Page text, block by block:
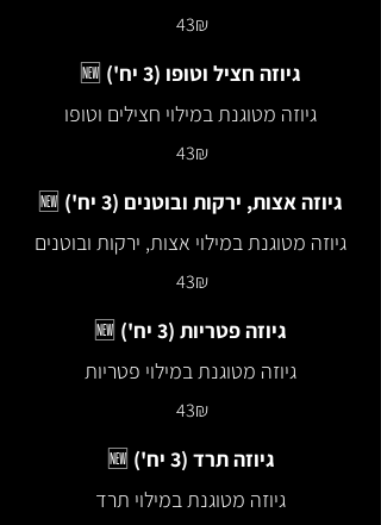
‏43 ‏₪
גיוזה חציל וטופו (3 יח') 🆕
גיוזה מטוגנת במילוי חצילים וטופו
‏43 ‏₪
גיוזה אצות, ירקות ובוטנים (3 יח') 🆕
גיוזה מטוגנת במילוי אצות, ירקות ובוטנים
‏43 ‏₪
גיוזה פטריות (3 יח') 🆕
גיוזה מטוגנת במילוי פטריות
‏43 ‏₪
גיוזה תרד (3 יח') 🆕
גיוזה מטוגנת במילוי תרד